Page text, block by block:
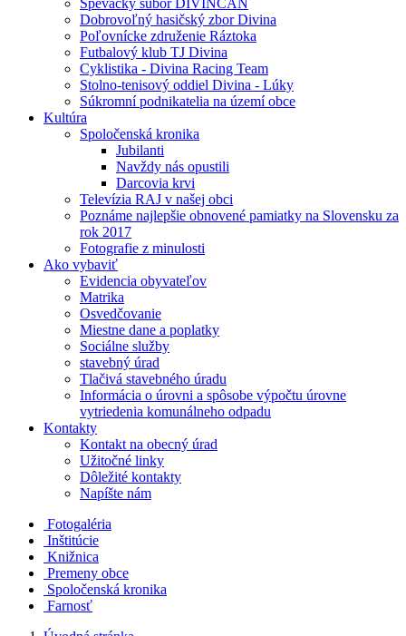
Spevácky súbor DIVINČAN
Dobrovoľný hasičský zbor Divina
Poľovnícke združenie Ráztoka
Futbalový klub TJ Divina
Cyklistika - Divina Racing Team
Stolno-tenisový oddiel Divina - Lúky
Súkromní podnikatelia na území obce
Kultúra
Spoločenská kronika
Jubilanti
Navždy nás opustili
Darcovia krvi
Televízia RAJ v našej obci
Poznáme najlepšie obnovené pamiatky na Slovensku za
rok 2017
Fotografie z minulosti
Ako vybaviť
Evidencia obyvateľov
Matrika
Osvedčovanie
Miestne dane a poplatky
Sociálne služby
stavebný úrad
Tlačivá stavebného úradu
Informácia o úrovni a spôsobe výpočtu úrovne
vytriedenia komunálneho odpadu
Kontakty
Kontakt na obecný úrad
Užitočné linky
Dôležité kontakty
Napíšte nám
Fotogaléria
Inštitúcie
Knižnica
Premeny obce
Spoločenská kronika
Farnosť